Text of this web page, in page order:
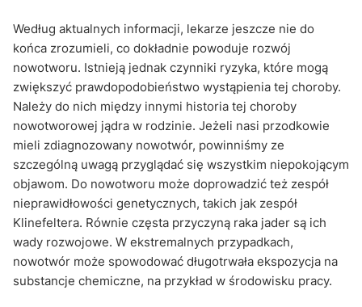
Według aktualnych informacji, lekarze jeszcze nie do
końca zrozumieli, co dokładnie powoduje rozwój
nowotworu. Istnieją jednak czynniki ryzyka, które mogą
zwiększyć prawdopodobieństwo wystąpienia tej choroby.
Należy do nich między innymi historia tej choroby
nowotworowej jądra w rodzinie. Jeżeli nasi przodkowie
mieli zdiagnozowany nowotwór, powinniśmy ze
szczególną uwagą przyglądać się wszystkim niepokojącym
objawom. Do nowotworu może doprowadzić też zespół
nieprawidłowości genetycznych, takich jak zespół
Klinefeltera. Równie częsta przyczyną raka jader są ich
wady rozwojowe. W ekstremalnych przypadkach,
nowotwór może spowodować długotrwała ekspozycja na
substancje chemiczne, na przykład w środowisku pracy.